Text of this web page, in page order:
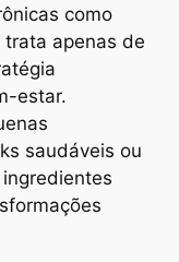
como
apenas de
estar.
saudáveis ou